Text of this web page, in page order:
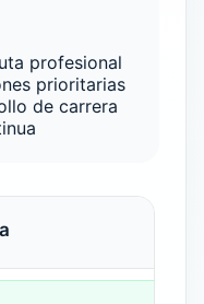
profesional
prioritarias
de carrera